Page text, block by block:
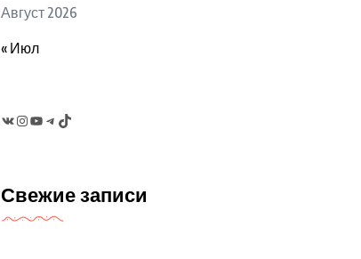
Август 2026
« Июл
Instagram
YouTubeTelegram
TikTok
Свежие записи